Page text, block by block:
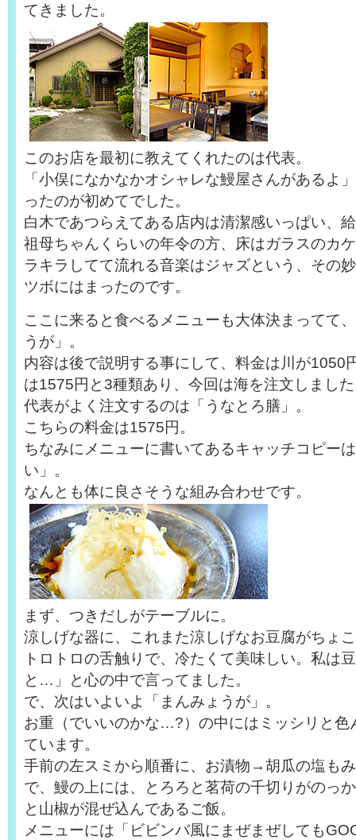
てきました。
このお店を最初に教えてくれたのは代表。
「小俣になかなかオシャレな鰻屋さんがあるよ
ったのが初めてでした。
白木であつらえてある店内は清潔感いっぱい、
祖母ちゃんくらいの年令の方、床はガラスのカ
ラキラしてて流れる音楽はジャズという、その
ツボにはまったのです。
ここに来ると食べるメニューも大体決まってて
うが」。
内容は後で説明する事にして、料金は川が1050
は1575円と3種類あり、今回は海を注文しまし
代表がよく注文するのは「うなとろ膳」。
こちらの料金は1575円。
ちなみにメニューに書いてあるキャッチコピー
い」。
なんとも体に良さそうな組み合わせです。
まず、つきだしがテーブルに。
涼しげな器に、これまた涼しげなお豆腐がちょ
トロトロの舌触りで、冷たくて美味しい。私は
と…」と心の中で言ってました。
で、次はいよいよ「まんみょうが」。
お重（でいいのかな…?）の中にはミッシリと色
ています。
手前の左スミから順番に、お漬物→胡瓜の塩も
で、鰻の上には、とろろと茗荷の千切りがのっ
と山椒が混ぜ込んであるご飯。
メニューには「ビビンバ風にまぜまぜしても